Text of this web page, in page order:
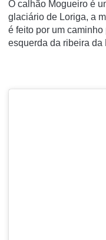
O calhão Mogueiro é
glaciário de Loriga, a
é feito por um
esquerda da ribeira da